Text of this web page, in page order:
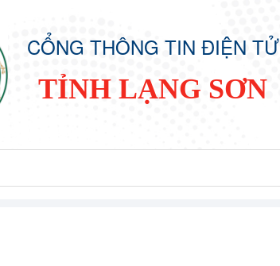
CỔNG THÔNG TIN ĐIỆN TỬ
TỈNH LẠNG SƠN